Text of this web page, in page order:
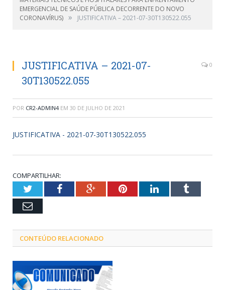
EMERGENCIAL DE SAÚDE PÚBLICA DECORRENTE DO NOVO
CORONAVÍRUS) » JUSTIFICATIVA – 2021-07-30T130522.055
JUSTIFICATIVA – 2021-07-
30T130522.055
0
POR CR2-ADMIN4 EM 30 DE JULHO DE 2021
JUSTIFICATIVA - 2021-07-30T130522.055
COMPARTILHAR:
TwitterFacebookGoogle+PinterestLinkedInTumblr
Email
CONTEÚDO RELACIONADO